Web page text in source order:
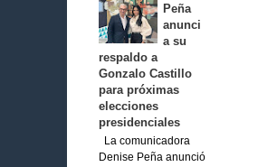
Peña
anunci
a su
respaldo a
Gonzalo Castillo
para próximas
elecciones
presidenciales
La comunicadora
Denise Peña anunció